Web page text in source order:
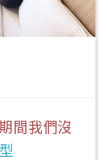
間我們沒